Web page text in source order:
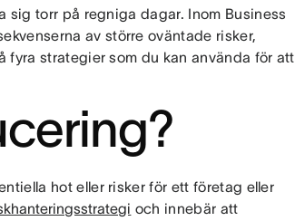
sig torr på regniga dagar. Inom Business
av större oväntade risker,
fyra strategier som du kan använda för att
hot eller risker för ett företag eller
och innebär att